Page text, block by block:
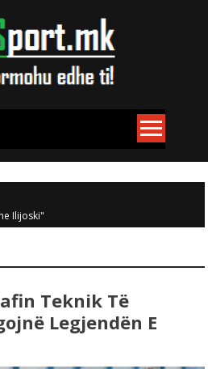
Ilijoski"
Teknik Të
Legjendën E